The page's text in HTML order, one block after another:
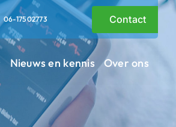
06-17502773 Contact
Nieuws en kennis Over ons